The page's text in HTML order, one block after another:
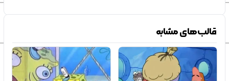
قالب‌های مشابه